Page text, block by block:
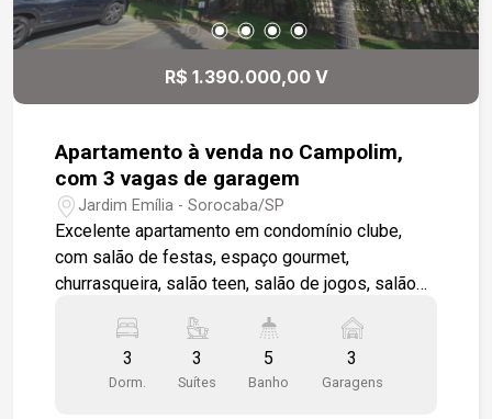
R$ 1.390.000,00 V
Apartamento à venda no Campolim,
com 3 vagas de garagem
Jardim Emília - Sorocaba/SP
Excelente apartamento em condomínio clube,
com salão de festas, espaço gourmet,
churrasqueira, salão teen, salão de jogos, salão
Confortável apartamento com sala, em piso de
madeira, para 2 ambientes integrada com varanda
gourmet ,além de lavabo com pia e bancada em
3
Dorm.
3
Suítes
5
Banho
3
Garagens